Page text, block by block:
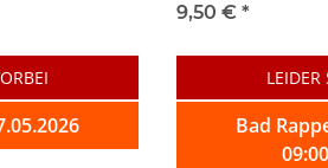
9,50 € *
LEIDER
Bad